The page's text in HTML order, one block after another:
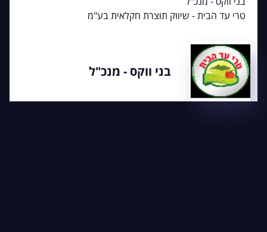
טרי עד הבית - שיווק תוצרת חקלאית בע"מ
בני ווקס - מנכ"ל